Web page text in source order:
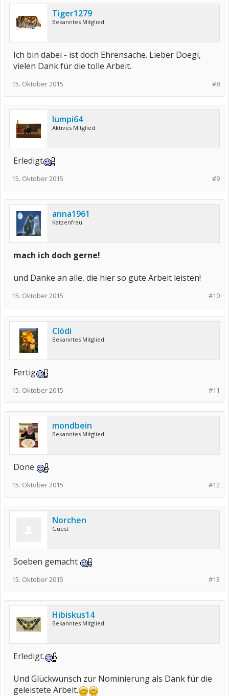
Tiger1279
Bekanntes Mitglied
Ich bin dabei - ist doch Ehrensache. Lieber Doegi,
vielen Dank für die tolle Arbeit.
#8
15. Oktober 2015
lumpi64
Aktives Mitglied
Erledigt
#9
15. Oktober 2015
anna1961
Katzenfrau
mach ich doch gerne!
und Danke an alle, die hier so gute Arbeit leisten!
#10
15. Oktober 2015
Clödi
Bekanntes Mitglied
Fertig
#11
15. Oktober 2015
mondbein
Bekanntes Mitglied
Done
#12
15. Oktober 2015
Norchen
Guest
Soeben gemacht
#13
15. Oktober 2015
Hibiskus14
Bekanntes Mitglied
Erledigt.
Und Glückwunsch zur Nominierung als Dank für die
geleistete Arbeit.